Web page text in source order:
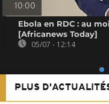
10:00
Ebola en RDC : au
[Africanews Today]
05/07 - 12:14
PLUS